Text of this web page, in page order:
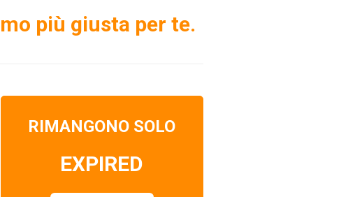
più giusta per te.
RIMANGONO SOLO
EXPIRED